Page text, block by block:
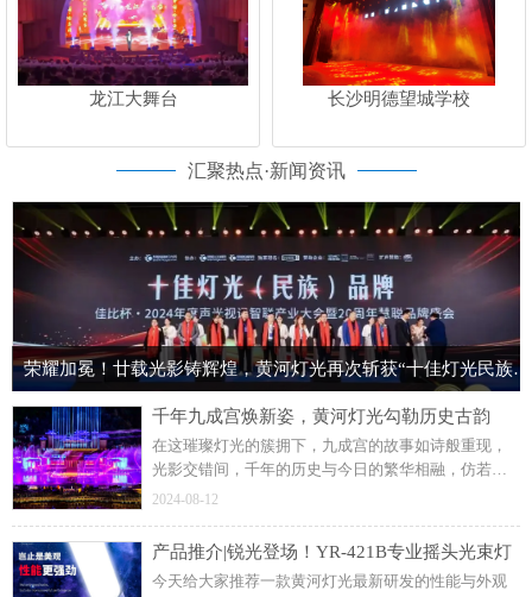
龙江大舞台 长沙明德望城学校
汇聚热点·新闻资讯
荣耀加冕！廿载光影铸辉煌，黄河灯光再次斩获“十佳灯光民族品牌”荣誉称号！
千年九成宫焕新姿，黄河灯光勾勒历史古韵
在这璀璨灯光的簇拥下，九成宫的故事如诗般重现，
光影交错间，千年的历史与今日的繁华相融，仿若梦
回盛唐。这个暑假来麟游九成宫，于灯光璀璨中，回
系删除
2024-08-12
产品推介|锐光登场！YR-421B专业摇头光束灯
今天给大家推荐一款黄河灯光最新研发的性能与外观